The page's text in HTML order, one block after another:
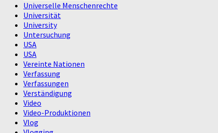
Universelle Menschenrechte
Universität
University
Untersuchung
USA
USA
Vereinte Nationen
Verfassung
Verfassungen
Verständigung
Video
Video-Produktionen
Vlog